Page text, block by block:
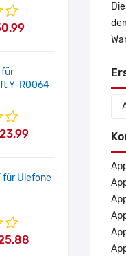
Y-R0064
für Ulefone